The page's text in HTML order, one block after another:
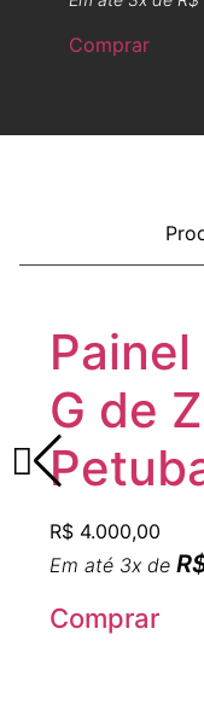
Comprar
G de
R$ 4.000,00
Em até 3x de
Comprar